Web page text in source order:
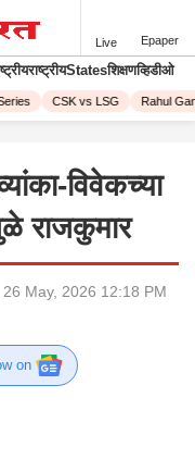
Live Epaper
राष्ट्रीयStatesशिक्षणव्हिडीओ
CSK vs LSG Rahul
विवेकच्या
राजकुमार
26 May, 2026 12:18 PM
on